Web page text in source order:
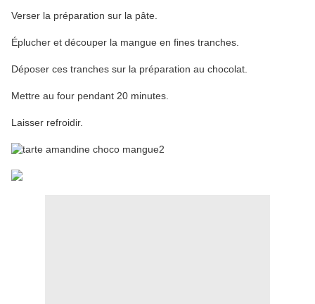
Verser la préparation sur la pâte.
Éplucher et découper la mangue en fines tranches.
Déposer ces tranches sur la préparation au chocolat.
Mettre au four pendant 20 minutes.
Laisser refroidir.